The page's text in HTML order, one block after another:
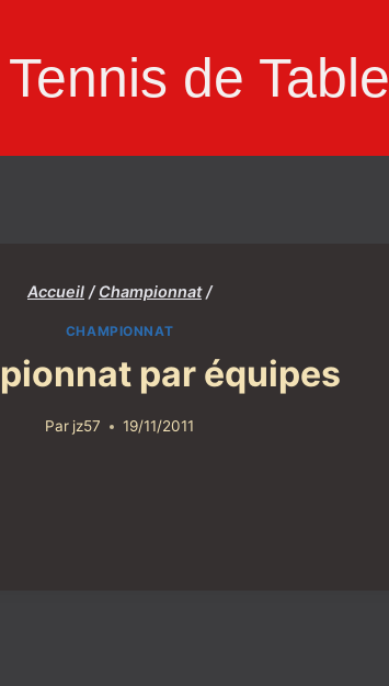
de Table
Accueil / Championnat /
CHAMPIONNAT
par équipes
Par jz57 19/11/2011